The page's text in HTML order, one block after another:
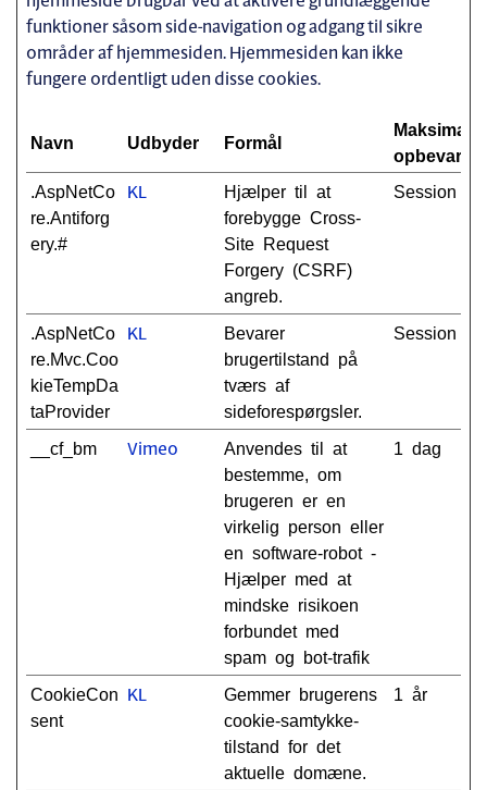
funktioner såsom side-navigation og adgang til sikre
områder af hjemmesiden. Hjemmesiden kan ikke
fungere ordentligt uden disse cookies.
Navn Udbyder Formål
Maksimal
.AspNetCo
re.Antiforg
ery.#
KL
Hjælper til at
forebygge Cross-
Site Request
Forgery (CSRF)
angreb.
Session
.AspNetCo
re.Mvc.Coo
kieTempDa
taProvider
KL
Bevarer
brugertilstand på
tværs af
sideforespørgsler.
Session
__cf_bm Vimeo
Anvendes til at
bestemme, om
brugeren er en
virkelig person eller
en software-robot -
Hjælper med at
mindske risikoen
forbundet med
spam og bot-trafik
1 dag
CookieCon
sent
KL
Gemmer brugerens
cookie-samtykke-
tilstand for det
aktuelle domæne.
1 år